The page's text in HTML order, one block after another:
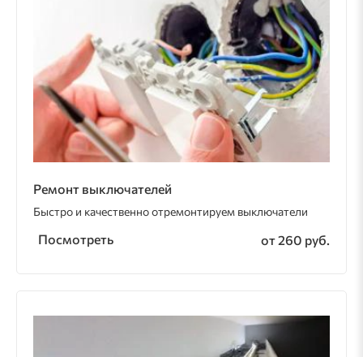
Ремонт выключателей
Быстро и качественно отремонтируем выключатели
Посмотреть от 260 руб.